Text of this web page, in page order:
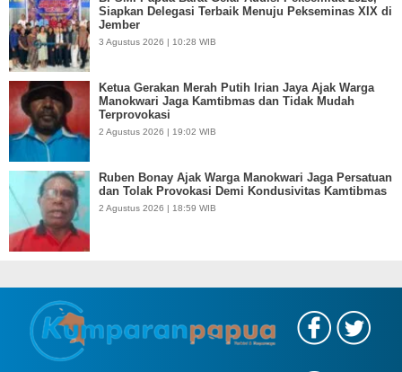
Siapkan Delegasi Terbaik Menuju Pekseminas XIX di
Jember
3 Agustus 2026 | 10:28 WIB
Ketua Gerakan Merah Putih Irian Jaya Ajak Warga
Manokwari Jaga Kamtibmas dan Tidak Mudah
Terprovokasi
2 Agustus 2026 | 19:02 WIB
Ruben Bonay Ajak Warga Manokwari Jaga Persatuan
dan Tolak Provokasi Demi Kondusivitas Kamtibmas
2 Agustus 2026 | 18:59 WIB